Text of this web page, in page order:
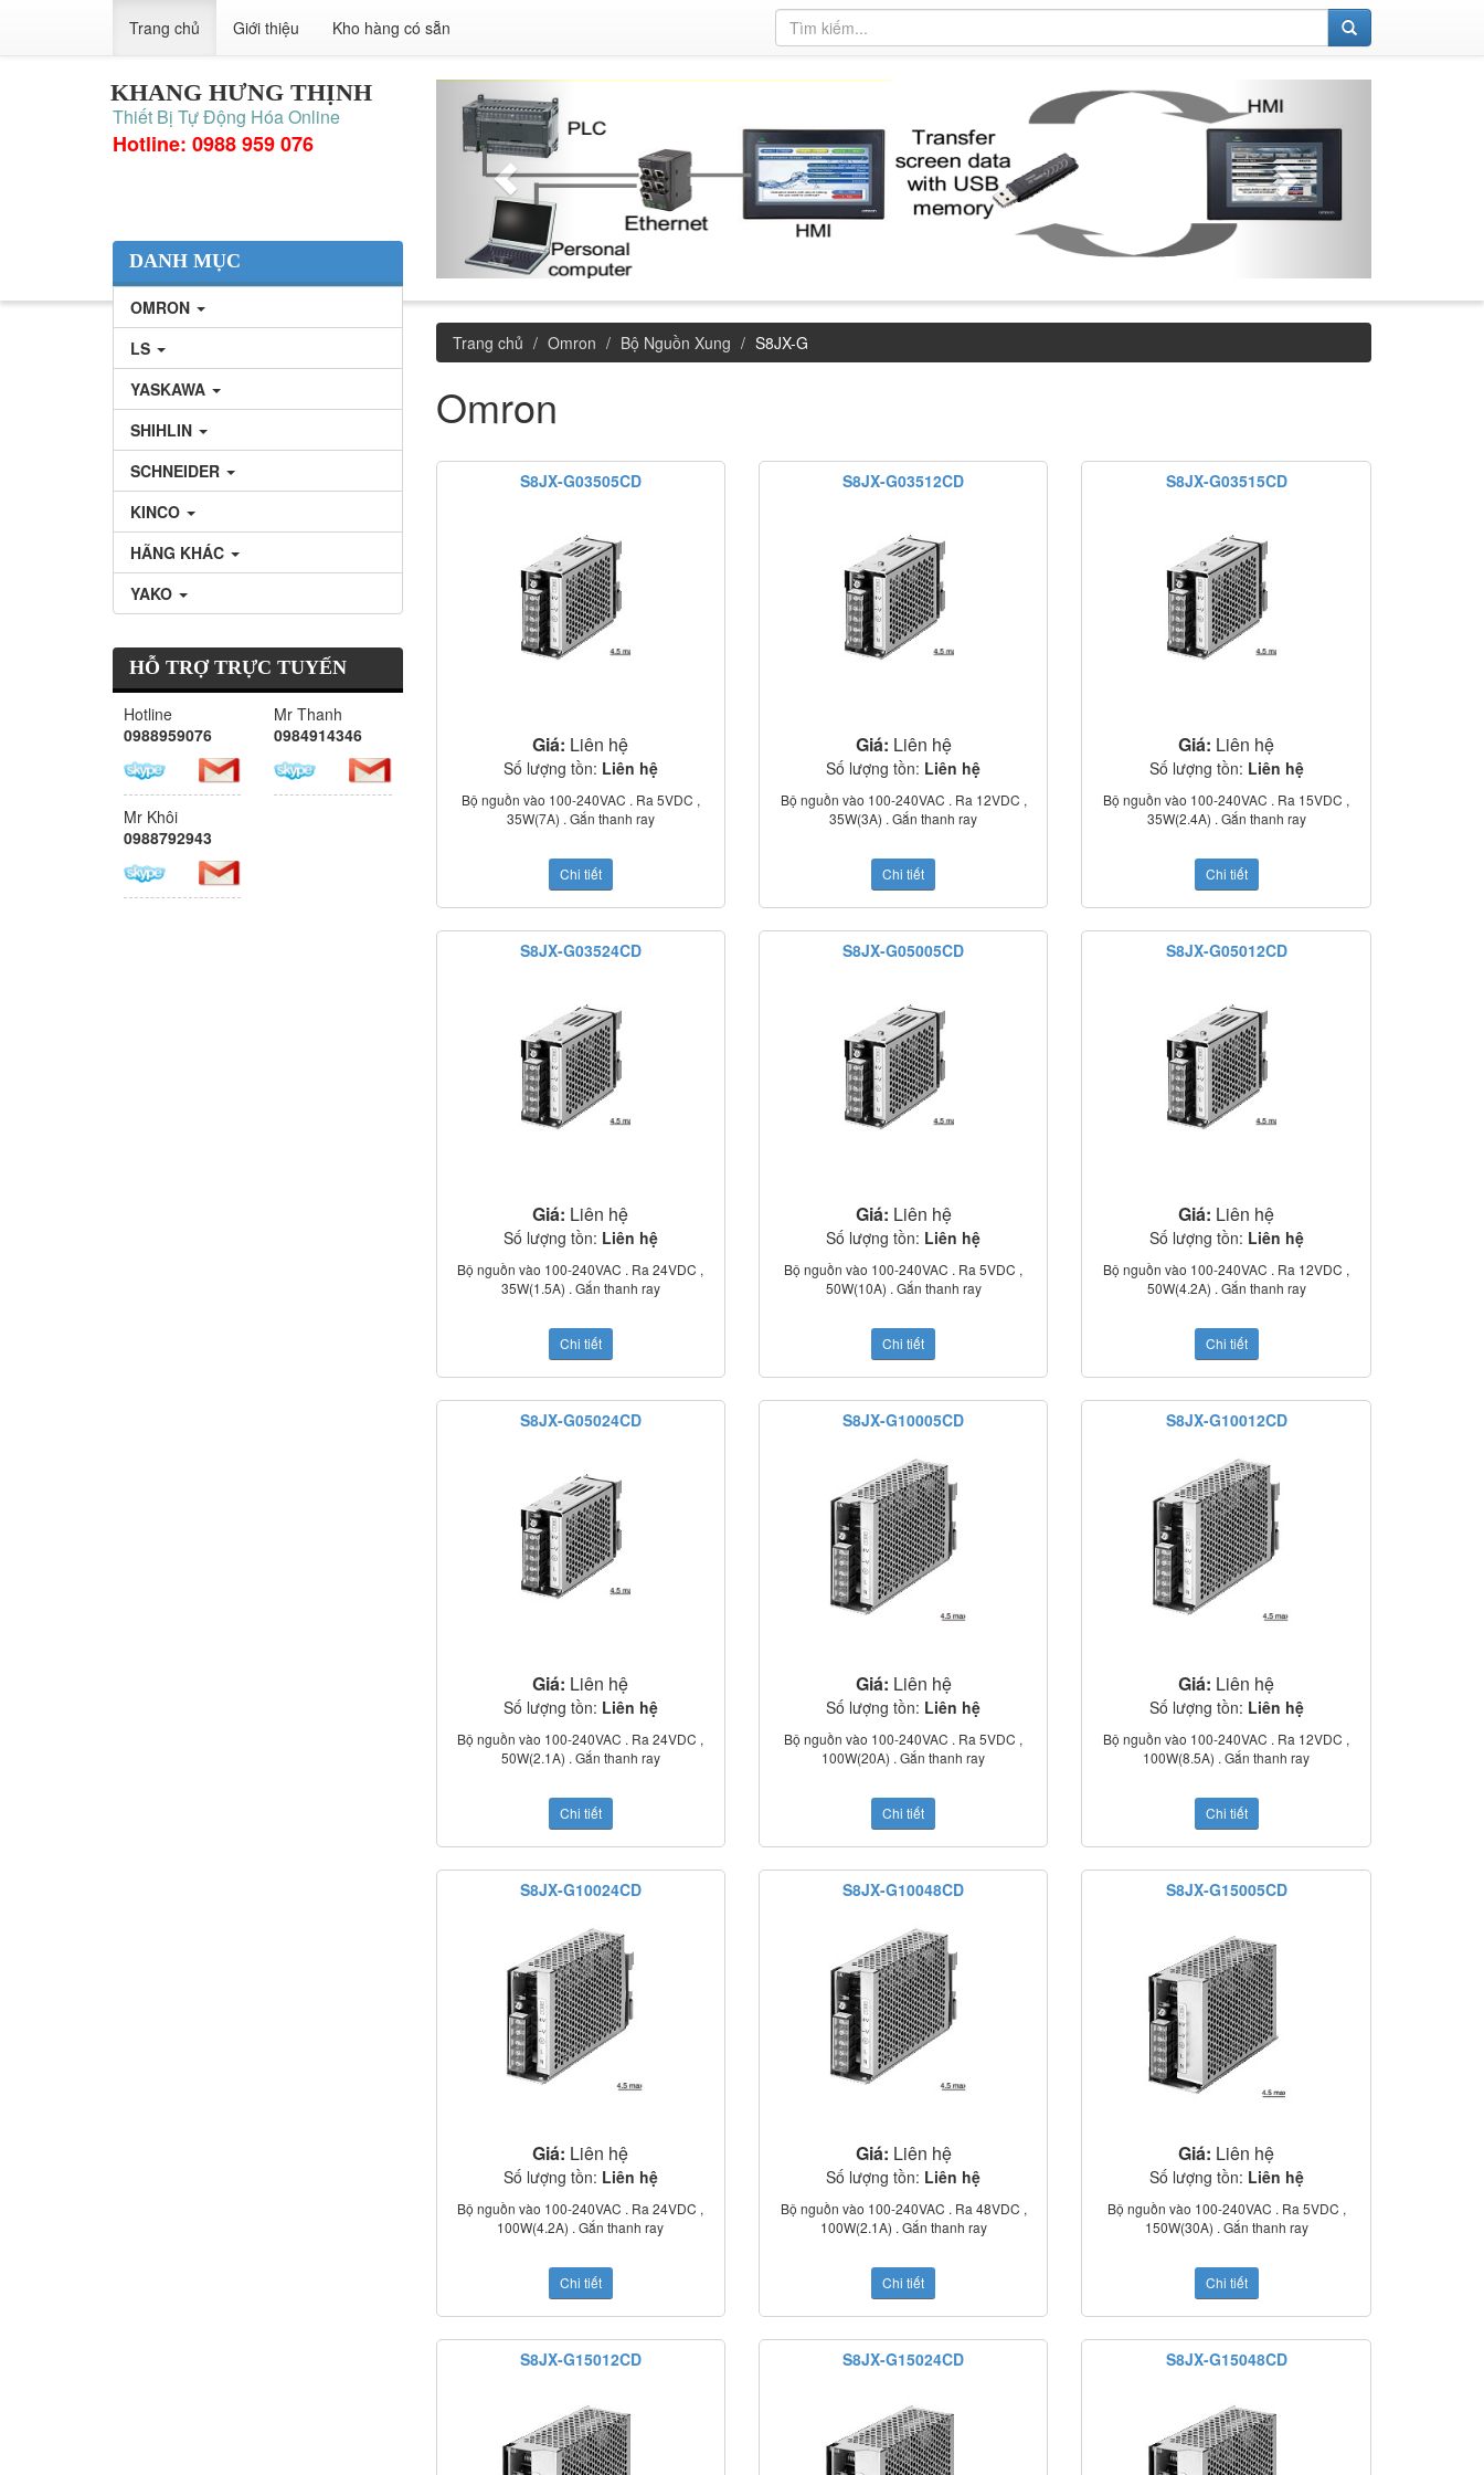
Trang chủ Giới thiệu Kho hàng có sẵn
KHANG HƯNG THỊNH
Thiết Bị Tự Động Hóa Online
Hotline: 0988 959 076
Trang chủ Omron Bộ Nguồn Xung S8JX-G
Omron
S8JX-G03505CD
Giá: Liên hệ
Số lượng tồn: Liên hệ
Bộ nguồn vào 100-240VAC . Ra 5VDC ,
35W(7A) . Gắn thanh ray
Chi tiết
S8JX-G03512CD
Giá: Liên hệ
Số lượng tồn: Liên hệ
Bộ nguồn vào 100-240VAC . Ra 12VDC ,
35W(3A) . Gắn thanh ray
Chi tiết
S8JX-G03515CD
Giá: Liên hệ
Số lượng tồn: Liên hệ
Bộ nguồn vào 100-240VAC . Ra 15VDC ,
35W(2.4A) . Gắn thanh ray
Chi tiết
S8JX-G03524CD
Giá: Liên hệ
Số lượng tồn: Liên hệ
Bộ nguồn vào 100-240VAC . Ra 24VDC ,
35W(1.5A) . Gắn thanh ray
Chi tiết
S8JX-G05005CD
Giá: Liên hệ
Số lượng tồn: Liên hệ
Bộ nguồn vào 100-240VAC . Ra 5VDC ,
50W(10A) . Gắn thanh ray
Chi tiết
S8JX-G05012CD
Giá: Liên hệ
Số lượng tồn: Liên hệ
Bộ nguồn vào 100-240VAC . Ra 12VDC ,
50W(4.2A) . Gắn thanh ray
Chi tiết
S8JX-G05024CD
Giá: Liên hệ
Số lượng tồn: Liên hệ
Bộ nguồn vào 100-240VAC . Ra 24VDC ,
50W(2.1A) . Gắn thanh ray
Chi tiết
S8JX-G10005CD
Giá: Liên hệ
Số lượng tồn: Liên hệ
Bộ nguồn vào 100-240VAC . Ra 5VDC ,
100W(20A) . Gắn thanh ray
Chi tiết
S8JX-G10012CD
Giá: Liên hệ
Số lượng tồn: Liên hệ
Bộ nguồn vào 100-240VAC . Ra 12VDC ,
100W(8.5A) . Gắn thanh ray
Chi tiết
S8JX-G10024CD
Giá: Liên hệ
Số lượng tồn: Liên hệ
Bộ nguồn vào 100-240VAC . Ra 24VDC ,
100W(4.2A) . Gắn thanh ray
Chi tiết
S8JX-G10048CD
Giá: Liên hệ
Số lượng tồn: Liên hệ
Bộ nguồn vào 100-240VAC . Ra 48VDC ,
100W(2.1A) . Gắn thanh ray
Chi tiết
S8JX-G15005CD
Giá: Liên hệ
Số lượng tồn: Liên hệ
Bộ nguồn vào 100-240VAC . Ra 5VDC ,
150W(30A) . Gắn thanh ray
Chi tiết
S8JX-G15012CD S8JX-G15024CD S8JX-G15048CD
DANH MỤC
OMRON
LS
YASKAWA
SHIHLIN
SCHNEIDER
KINCO
HÃNG KHÁC
YAKO
HỖ TRỢ TRỰC TUYẾN
Hotline
0988959076
Mr Thanh
0984914346
Mr Khôi
0988792943